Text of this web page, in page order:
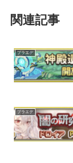
関連記事
プラエデ
プラエデ